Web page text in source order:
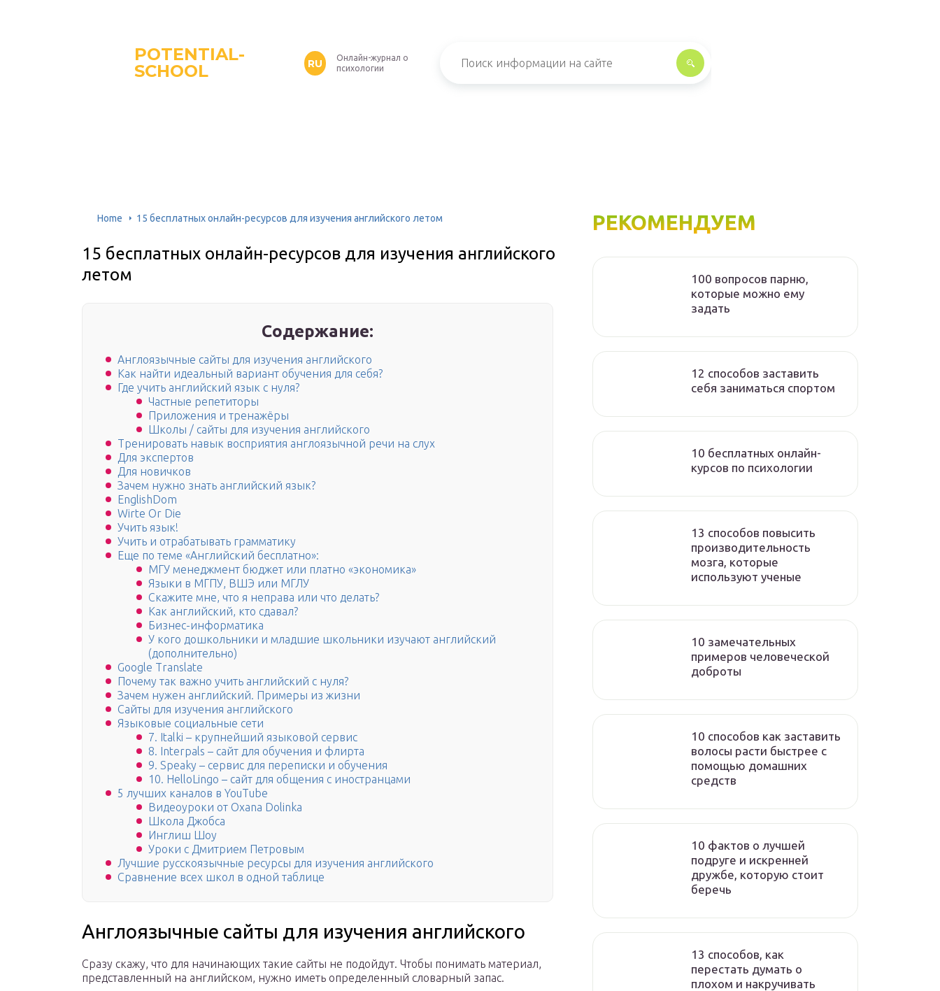
POTENTIAL-
SCHOOL
RU
Онлайн-журнал о
психологии
Home 15 бесплатных онлайн-ресурсов для изучения английского летом
15 бесплатных онлайн-ресурсов для изучения английского
летом
Содержание:
Англоязычные сайты для изучения английского
Как найти идеальный вариант обучения для себя?
Где учить английский язык с нуля?
Частные репетиторы
Приложения и тренажёры
Школы / сайты для изучения английского
Тренировать навык восприятия англоязычной речи на слух
Для экспертов
Для новичков
Зачем нужно знать английский язык?
EnglishDom
Wirte Or Die
Учить язык!
Учить и отрабатывать грамматику
Еще по теме «Английский бесплатно»:
МГУ менеджмент бюджет или платно «экономика»
Языки в МГПУ, ВШЭ или МГЛУ
Скажите мне, что я неправа или что делать?
Как английский, кто сдавал?
Бизнес-информатика
У кого дошкольники и младшие школьники изучают английский
(дополнительно)
Google Translate
Почему так важно учить английский с нуля?
Зачем нужен английский. Примеры из жизни
Сайты для изучения английского
Языковые социальные сети
7. Italki – крупнейший языковой сервис
8. Interpals – сайт для обучения и флирта
9. Speaky – сервис для переписки и обучения
10. HelloLingo – сайт для общения с иностранцами
5 лучших каналов в YouTube
Видеоуроки от Oxana Dolinka
Школа Джобса
Инглиш Шоу
Уроки с Дмитрием Петровым
Лучшие русскоязычные ресурсы для изучения английского
Сравнение всех школ в одной таблице
Англоязычные сайты для изучения английского
Сразу скажу, что для начинающих такие сайты не подойдут. Чтобы понимать материал,
представленный на английском, нужно иметь определенный словарный запас.
РЕКОМЕНДУЕМ
100 вопросов парню,
которые можно ему
задать
12 способов заставить
себя заниматься спортом
10 бесплатных онлайн-
курсов по психологии
13 способов повысить
производительность
мозга, которые
используют ученые
10 замечательных
примеров человеческой
доброты
10 способов как заставить
волосы расти быстрее с
помощью домашних
средств
10 фактов о лучшей
подруге и искренней
дружбе, которую стоит
беречь
13 способов, как
перестать думать о
плохом и накручивать